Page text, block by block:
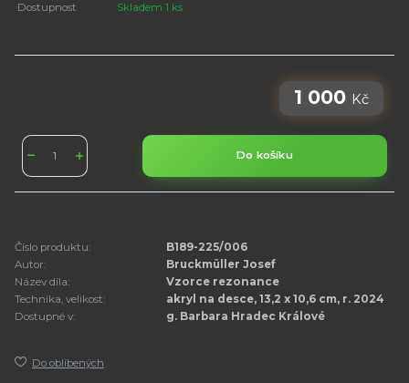
Dostupnost Skladem 1 ks
1 000 Kč
Do košíku
Číslo produktu:
B189-225/006
Autor:
Bruckmüller Josef
Název díla:
Vzorce rezonance
Technika, velikost:
akryl na desce, 13,2 x 10,6 cm, r. 2024
Dostupné v:
g. Barbara Hradec Králové
Do oblíbených